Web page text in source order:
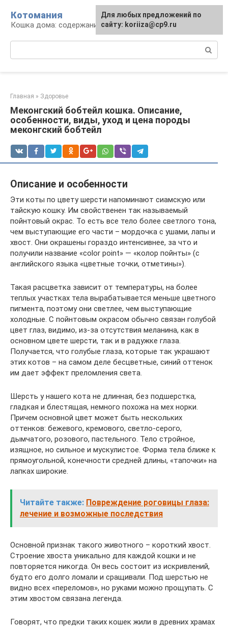
контенту
Котомания
Кошка дома: содержание и уход
Главная » Здоровье
Меконгский бобтейл кошка. Описание,
особенности, виды, уход и цена породы
меконгский бобтейл
Описание и особенности
Эти коты по цвету шерсти напоминают сиамскую или
тайскую кошку. Им свойственен так называемый
пойнтовый окрас. То есть все тело более светлого тона,
чем выступающие его части – мордочка с ушами, лапы и
хвост. Они окрашены гораздо интенсивнее, за что и
получили название «color point» — «колор пойнты» (с
английского языка «цветные точки, отметины»).
Такая расцветка зависит от температуры, на более
теплых участках тела вырабатывается меньше цветного
пигмента, поэтому они светлее, чем выступающие
холодные. С пойнтовым окрасом обычно связан голубой
цвет глаз, видимо, из-за отсутствия меланина, как в
основном цвете шерсти, так и в радужке глаза.
Получается, что голубые глаза, которые так украшают
этих котов – на самом деле бесцветные, синий оттенок
им дает эффект преломления света.
Шерсть у нашего кота не длинная, без подшерстка,
гладкая и блестящая, немного похожа на мех норки.
Причем основной цвет может быть нескольких
оттенков: бежевого, кремового, светло-серого,
дымчатого, розового, пастельного. Тело стройное,
изящное, но сильное и мускулистое. Форма тела ближе к
прямоугольной, конечности средней длины, «тапочки» на
лапках широкие.
Читайте также: Повреждение роговицы глаза:
лечение и возможные последствия
Основной признак такого животного – короткий хвост.
Строение хвоста уникально для каждой кошки и не
повторяется никогда. Он весь состоит из искривлений,
будто его долго ломали и сращивали. Под шерстью не
видно всех «переломов», но руками можно прощупать. С
этим хвостом связана легенда.
Говорят, что предки таких кошек жили в древних храмах
Для любых предложений по
сайту: koriiza@cp9.ru